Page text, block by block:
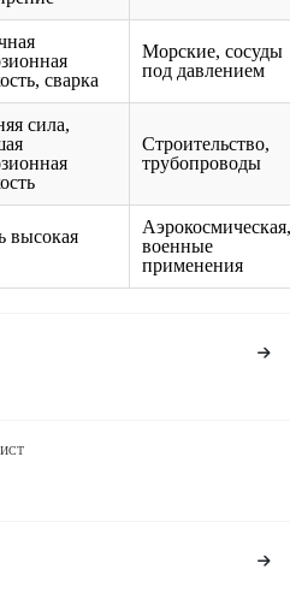
сварка
Морские, сосуды
под давлением
сила,
Строительство,
трубопроводы
высокая
Аэрокосмическая,
военные
применения